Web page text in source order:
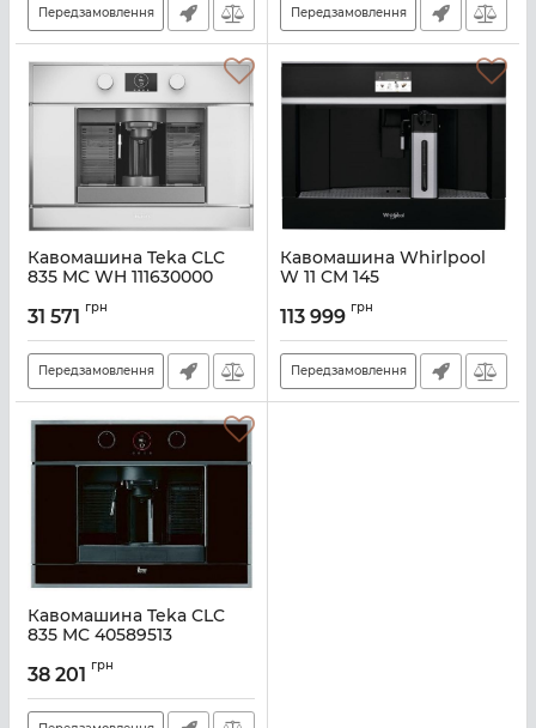
Передзамовлення Передзамовлення
Кавомашина Teka CLC
835 MC WH 111630000
31 571 грн
Передзамовлення
Кавомашина Whirlpool
W 11 CM 145
113 999 грн
Передзамовлення
Кавомашина Teka CLC
835 MC 40589513
38 201 грн